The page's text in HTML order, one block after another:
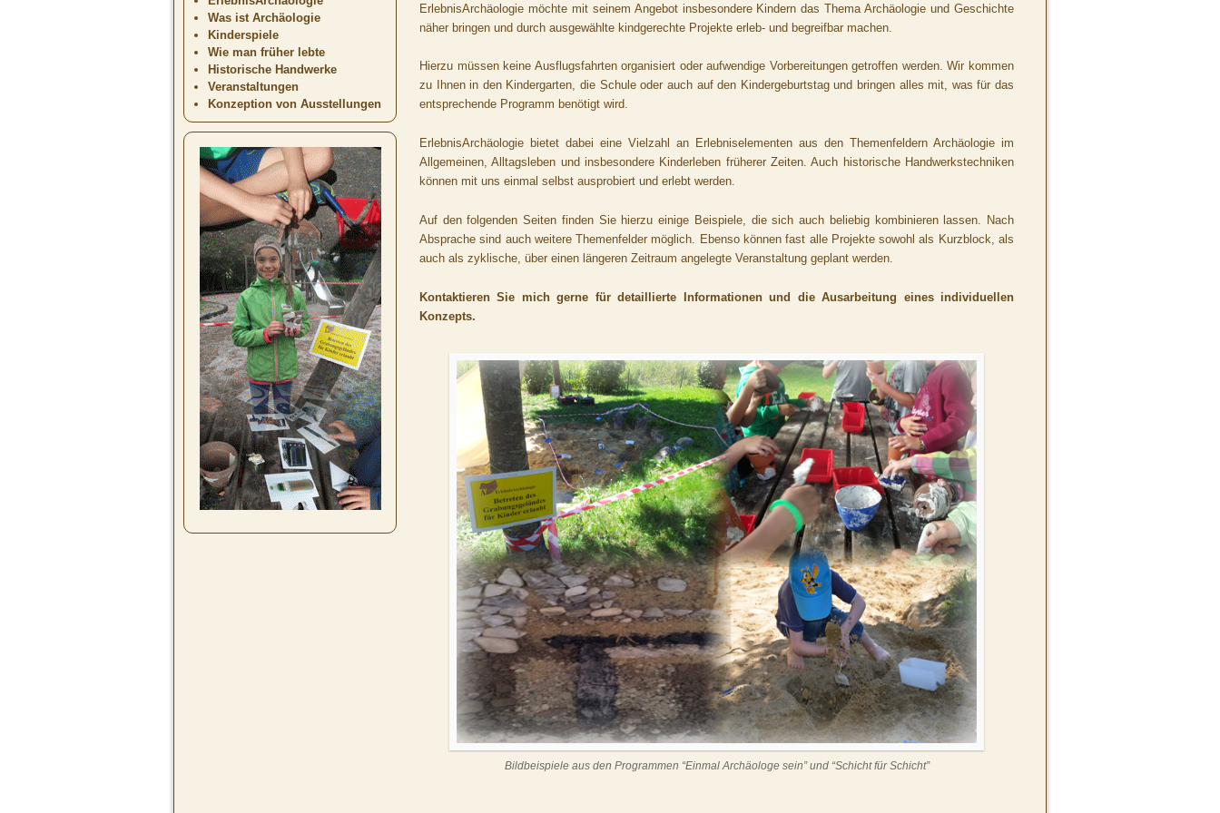
Was ist Archäologie
Kinderspiele
Wie man früher lebte
Historische Handwerke
Veranstaltungen
Konzeption von Ausstellungen
ErlebnisArchäologie möchte mit seinem Angebot insbesondere Kindern das Thema Archäologie und Geschichte
näher bringen und durch ausgewählte kindgerechte Projekte erleb- und begreifbar machen.
Hierzu müssen keine Ausflugsfahrten organisiert oder aufwendige Vorbereitungen getroffen werden. Wir kommen
zu Ihnen in den Kindergarten, die Schule oder auch auf den Kindergeburtstag und bringen alles mit, was für das
entsprechende Programm benötigt wird.
ErlebnisArchäologie bietet dabei eine Vielzahl an Erlebniselementen aus den Themenfeldern Archäologie im
Allgemeinen, Alltagsleben und insbesondere Kinderleben früherer Zeiten. Auch historische Handwerkstechniken
können mit uns einmal selbst ausprobiert und erlebt werden.
Auf den folgenden Seiten finden Sie hierzu einige Beispiele, die sich auch beliebig kombinieren lassen. Nach
Absprache sind auch weitere Themenfelder möglich. Ebenso können fast alle Projekte sowohl als Kurzblock, als
auch als zyklische, über einen längeren Zeitraum angelegte Veranstaltung geplant werden.
Kontaktieren Sie mich gerne für detaillierte Informationen und die Ausarbeitung eines individuellen
Konzepts.
Bildbeispiele aus den Programmen “Einmal Archäologe sein” und “Schicht für Schicht”